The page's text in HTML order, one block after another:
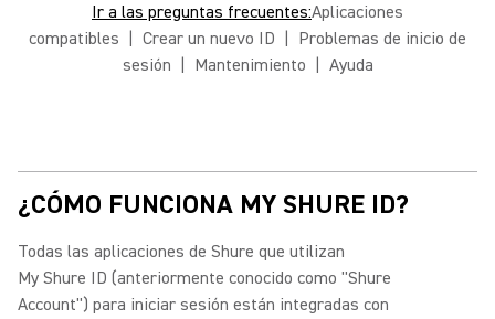
Ir a las preguntas frecuentes:Aplicaciones
compatibles | Crear un nuevo ID | Problemas de inicio de
sesión | Mantenimiento | Ayuda
¿CÓMO FUNCIONA MY SHURE ID?
Todas las aplicaciones de Shure que utilizan
My Shure ID (anteriormente conocido como "Shure
Account") para iniciar sesión están integradas con